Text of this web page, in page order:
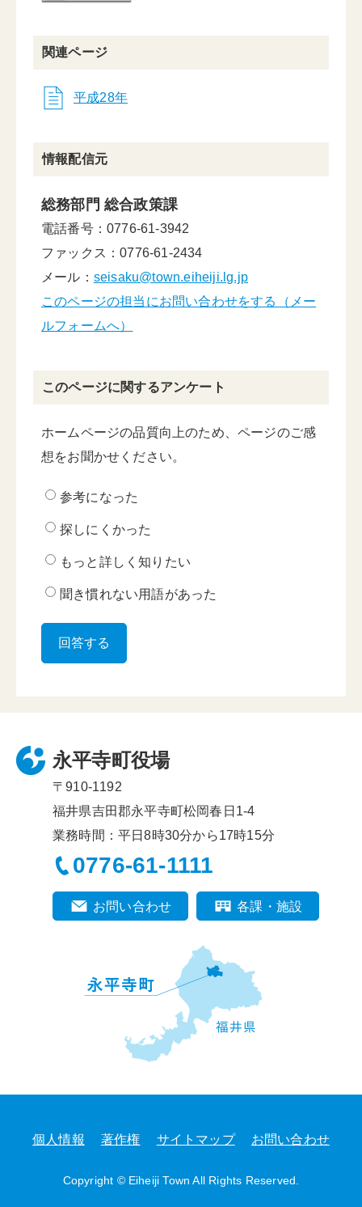
関連ページ
平成28年
情報配信元
総務部門 総合政策課
電話番号：0776-61-3942
ファックス：0776-61-2434
メール： seisaku@town.eiheiji.lg.jp
このページの担当にお問い合わせをする（メー
ルフォームへ）
このページに関するアンケート
ホームページの品質向上のため、ページのご感
想をお聞かせください。
参考になった
探しにくかった
もっと詳しく知りたい
聞き慣れない用語があった
永平寺町役場
〒910-1192
福井県吉田郡永平寺町松岡春日1-4
業務時間：平日8時30分から17時15分
0776-61-1111
お問い合わせ 各課・施設
個人情報 著作権 サイトマップ お問い合わせ
Copyright © Eiheiji Town All Rights Reserved.